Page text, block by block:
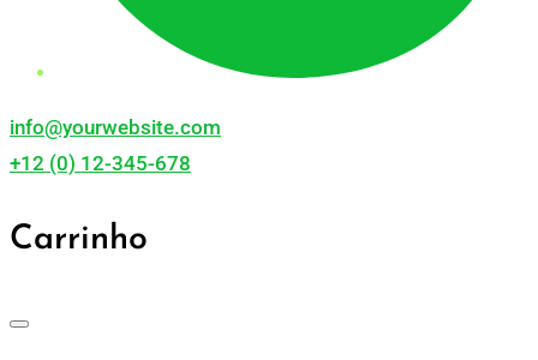
info@yourwebsite.com
+12 (0) 12-345-678
Carrinho